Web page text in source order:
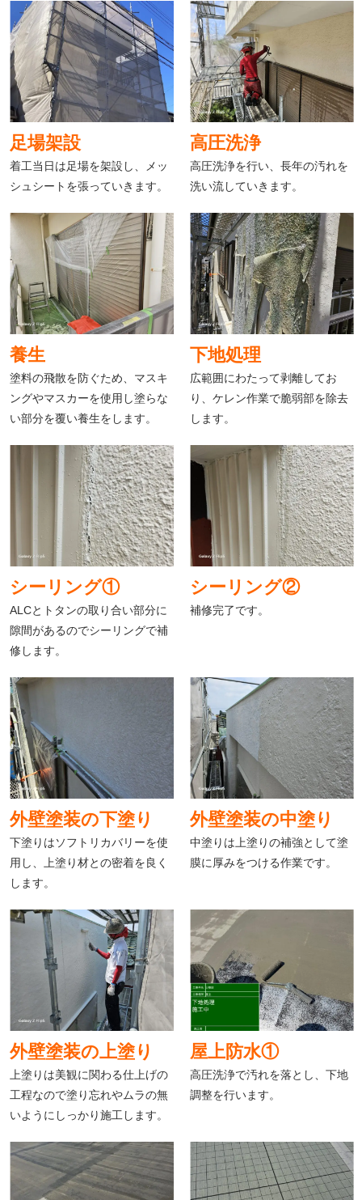
足場架設
着工当日は足場を架設し、メッ
シュシートを張っていきます。
高圧洗浄
高圧洗浄を行い、長年の汚れを
洗い流していきます。
養生
塗料の飛散を防ぐため、マスキ
ングやマスカーを使用し塗らな
い部分を覆い養生をします。
下地処理
広範囲にわたって剥離してお
り、ケレン作業で脆弱部を除去
します。
シーリング①
ALCとトタンの取り合い部分に
隙間があるのでシーリングで補
修します。
シーリング②
補修完了です。
外壁塗装の下塗り
下塗りはソフトリカバリーを使
用し、上塗り材との密着を良く
します。
外壁塗装の中塗り
中塗りは上塗りの補強として塗
膜に厚みをつける作業です。
外壁塗装の上塗り
上塗りは美観に関わる仕上げの
工程なので塗り忘れやムラの無
いようにしっかり施工します。
屋上防水①
高圧洗浄で汚れを落とし、下地
調整を行います。